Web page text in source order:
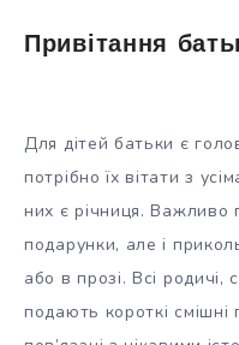
Привітання
Для дітей батьки є
потрібно їх вітати з
них є річниця. Важливо
подарунки, але і
або в прозі. Всі родичі,
подають короткі